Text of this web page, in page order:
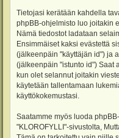
Tietojasi kerätään kahdella
phpBB-ohjelmisto luo joitakin
Nämä tiedostot ladataan
Ensimmäiset kaksi evästettä
(jälkeenpäin "käyttäjän id") ja
(jälkeenpäin "istunto id") Saat
kun olet selannut joitakin
käytetään tallentamaan
käyttökokemustasi.
Saatamme myös luoda
"KLOROFYLLI"-sivustolta,